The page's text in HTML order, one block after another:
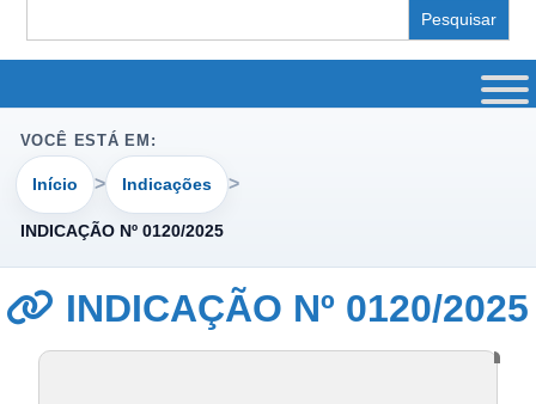
for:
VOCÊ ESTÁ EM:
Início Indicações
INDICAÇÃO Nº 0120/2025
INDICAÇÃO Nº 0120/2025